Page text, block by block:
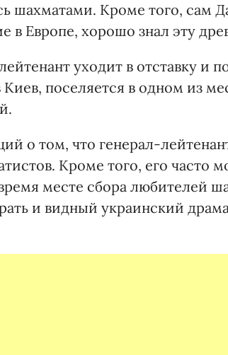
шахматами. Кроме того, сам
в Европе, хорошо знал эту
уходит в отставку и
поселяется в одном из
о том, что генерал-
Кроме того, его часто
месте сбора любителей
и видный украинский